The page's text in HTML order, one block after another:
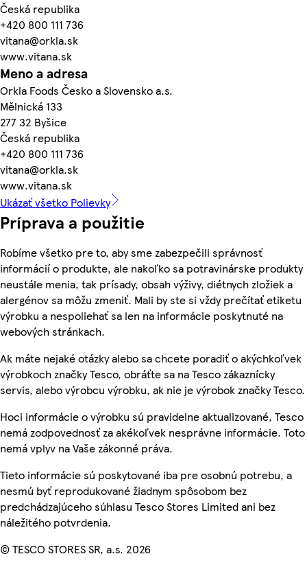
Česká republika
+420 800 111 736
vitana@orkla.sk
www.vitana.sk
Meno a adresa
Orkla Foods Česko a Slovensko a.s.
Mělnická 133
277 32 Byšice
Česká republika
+420 800 111 736
vitana@orkla.sk
www.vitana.sk
Ukázať všetko Polievky
Príprava a použitie
Robíme všetko pre to, aby sme zabezpečili správnosť
informácií o produkte, ale nakoľko sa potravinárske produkty
neustále menia, tak prísady, obsah výživy, diétnych zložiek a
alergénov sa môžu zmeniť. Mali by ste si vždy prečítať etiketu
výrobku a nespoliehať sa len na informácie poskytnuté na
webových stránkach.
Ak máte nejaké otázky alebo sa chcete poradiť o akýchkoľvek
výrobkoch značky Tesco, obráťte sa na Tesco zákaznícky
servis, alebo výrobcu výrobku, ak nie je výrobok značky Tesco.
Hoci informácie o výrobku sú pravidelne aktualizované, Tesco
nemá zodpovednosť za akékoľvek nesprávne informácie. Toto
nemá vplyv na Vaše zákonné práva.
Tieto informácie sú poskytované iba pre osobnú potrebu, a
nesmú byť reprodukované žiadnym spôsobom bez
predchádzajúceho súhlasu Tesco Stores Limited ani bez
náležitého potvrdenia.
© TESCO STORES SR, a.s. 2026